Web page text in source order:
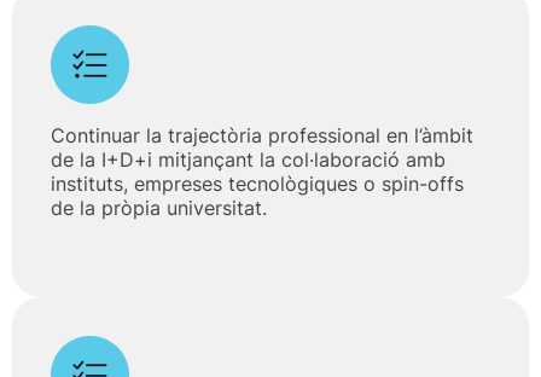
Continuar la trajectòria professional en l’àmbit
de la I+D+i mitjançant la col·laboració amb
instituts, empreses tecnològiques o spin-offs
de la pròpia universitat.